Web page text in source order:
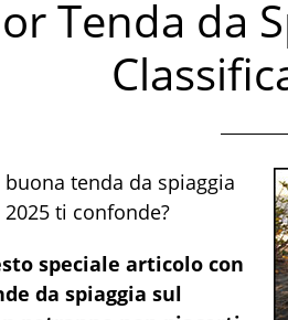
Tenda da
tenda da spiaggia
ti confonde?
speciale articolo con
da spiaggia sul